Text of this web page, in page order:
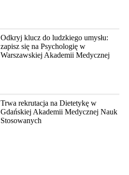
Odkryj klucz do ludzkiego umysłu:
zapisz się na Psychologię w
Warszawskiej Akademii Medycznej
Trwa rekrutacja na Dietetykę w
Gdańskiej Akademii Medycznej Nauk
Stosowanych